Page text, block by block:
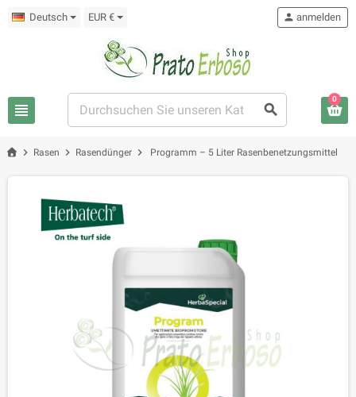
Deutsch EUR €
view_headline search
person anmelden
0
chevron_right Rasen chevron_right Rasendünger chevron_right Programm – 5 Liter Rasenbenetzungsmittel